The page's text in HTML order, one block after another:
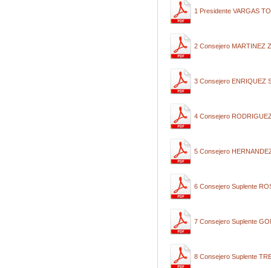
1 Presidente VARGAS
2 Consejero MARTINEZ
3 Consejero ENRIQUEZ
4 Consejero
5 Consejero
6 Consejero Suplente
7 Consejero Suplente
8 Consejero Suplente